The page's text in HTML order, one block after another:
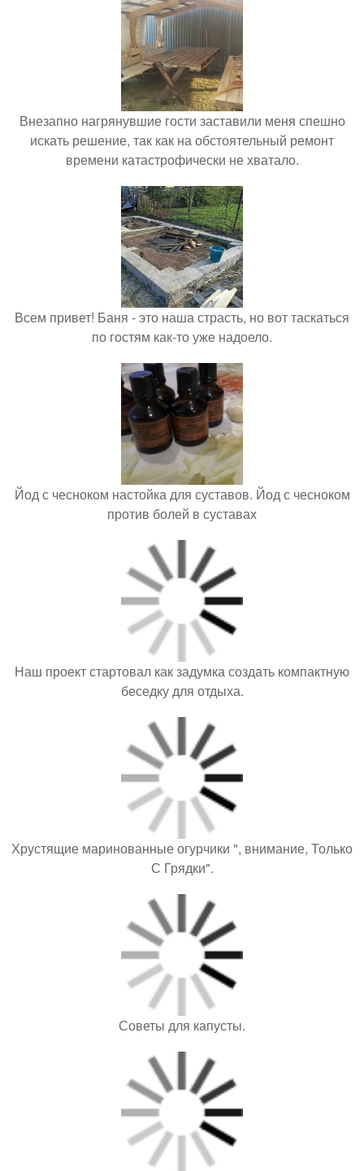
Внезапно нагрянувшие гости заставили меня спешно
искать решение, так как на обстоятельный ремонт
времени катастрофически не хватало.
Всем привет! Баня - это наша страсть, но вот таскаться
по гостям как-то уже надоело.
Йод с чесноком настойка для суставов. Йод с чесноком
против болей в суставах
Наш проект стартовал как задумка создать компактную
беседку для отдыха.
Хрустящие маринованные огурчики ", внимание, Только
С Грядки".
Советы для капусты.